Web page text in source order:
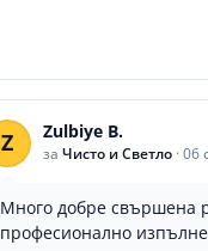
Z Zulbiye B.
за Чисто и Светло ·06
Много добре свършена
професионално